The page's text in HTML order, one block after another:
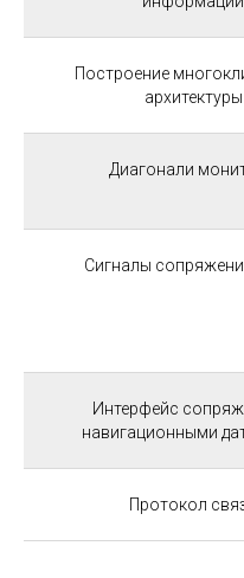
Построение
архитектуры
Диагонали
Сигналы
Интерфейс
навигационными
Протокол